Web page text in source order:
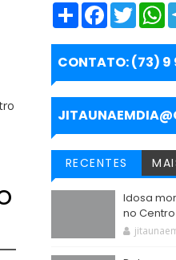
S
r
e
F
e
b
o
k
T
w
t
t
e
r
W
t
s
p
p
CONTATO: (73) 9
RECENTES
Idosa
no